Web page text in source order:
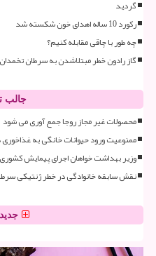
گردید
رکورد 10 ساله اهدای خون شکسته شد
چه طور با چاقی مقابله کنیم؟
گاز رادون خطر مبتلاشدن به سرطان
جالب
محصولات غیر مجاز روجا جمع آوری می شود
ممنوعیت ورود حیوانات خانگی به غذاخوری
وزیر بهداشت خواهان اجرای پیمایش
نقش سابقه خانوادگی در خطر ژنتیکی